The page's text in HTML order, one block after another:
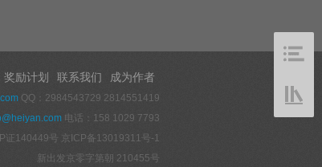
奖励计划 联系我们 成为作者
QQ：2984543729 2814551419
电话：158 1029 7793
证140449号 京ICP备13019311号-1
新出发京零字第朝 210455号